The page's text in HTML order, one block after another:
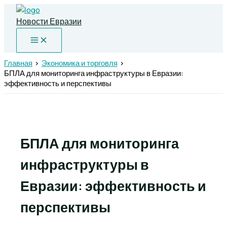
Перейти
содержимому
Новости Евразии
Главная
Экономика и торговля
БПЛА для мониторинга инфраструктуры в Евразии:
эффективность и перспективы
БПЛА для мониторинга
инфраструктуры в
Евразии: эффективность и
перспективы